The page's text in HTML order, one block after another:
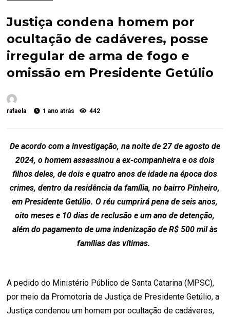
Justiça condena homem por
ocultação de cadáveres, posse
irregular de arma de fogo e
omissão em Presidente Getúlio
rafaela 1 ano atrás 442
De acordo com a investigação, na noite de 27 de agosto de
2024, o homem assassinou a ex-companheira e os dois
filhos deles, de dois e quatro anos de idade na época dos
crimes, dentro da residência da família, no bairro Pinheiro,
em Presidente Getúlio. O réu cumprirá pena de seis anos,
oito meses e 10 dias de reclusão e um ano de detenção,
além do pagamento de uma indenização de R$ 500 mil às
famílias das vítimas.
A pedido do Ministério Público de Santa Catarina (MPSC),
por meio da Promotoria de Justiça de Presidente Getúlio, a
Justiça condenou um homem por ocultação de cadáveres,